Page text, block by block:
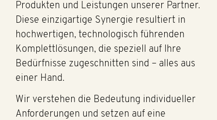
Produkten und Leistungen unserer Partner.
Diese einzigartige Synergie resultiert in
hochwertigen, technologisch führenden
Komplettlösungen, die speziell auf Ihre
Bedürfnisse zugeschnitten sind – alles aus
einer Hand.
Wir verstehen die Bedeutung individueller
Anforderungen und setzen auf eine